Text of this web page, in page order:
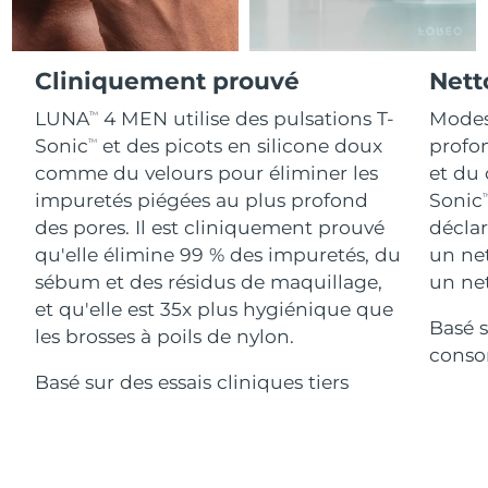
Cliniquement prouvé
LUNATM
4 MEN utilise des pulsations T-
SonicTM
et des picots en silicone doux
comme du velours pour éliminer les
impuretés piégées au plus profond
des pores. Il est cliniquement prouvé
qu'elle élimine 99 % des impuretés, du
sébum et des résidus de maquillage,
et qu'elle est 35x plus hygiénique que
les brosses à poils de nylon.
Basé sur des essais cliniques tiers
et du
Sonic
un
un
Basé
For healthy hair
18% PAP
Cosmétiques
Acheter tout
FOREO APP
À PROPROS
Israël 14/8/26
Italie Livraison estimée 10/8/26
Japon Livraison estimée 13/8/26
Jersey Livraison estimée 15/8/26
Kazakhstan Livraison estimée 12/8/26
Koweït Livraison estimée 10/8/26
Lettonie Livraison estimée 10/8/26
Liban Livraison estimée